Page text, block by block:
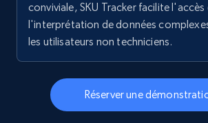
conviviale, SKU Tracker facilite l'accès
l'interprétation de données
les utilisateurs non techniciens.
Réserver une